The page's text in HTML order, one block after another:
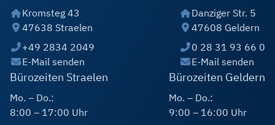
Kromsteg 43
47638 Straelen
+49 2834 2049
E-Mail senden
Danziger Str. 5
47608 Geldern
0 28 31 93 66 0
E-Mail senden
Bürozeiten Straelen
Mo. – Do.:
8:00 – 17:00 Uhr
Bürozeiten Geldern
Mo. – Do.:
9:00 – 16:00 Uhr